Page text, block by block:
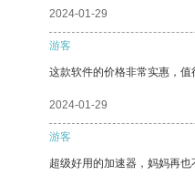
2024-01-29
游客
这款软件的价格非常实惠，值
2024-01-29
游客
超级好用的加速器，妈妈再也